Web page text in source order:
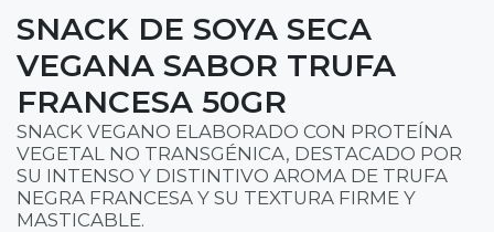
SNACK DE SOYA SECA
VEGANA SABOR TRUFA
FRANCESA 50GR
SNACK VEGANO ELABORADO CON PROTEÍNA
VEGETAL NO TRANSGÉNICA, DESTACADO POR
SU INTENSO Y DISTINTIVO AROMA DE TRUFA
NEGRA FRANCESA Y SU TEXTURA FIRME Y
MASTICABLE.